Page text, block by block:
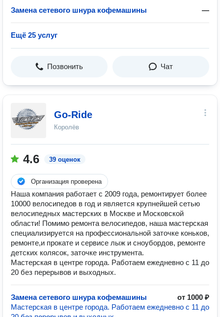
Замена сетевого шнура кофемашины —
Ещё 25 услуг
Позвонить Чат
Go-Ride
Королёв
4.6 39 оценок
Организация проверена
Наша компания работает с 2009 года, ремонтирует более
10000 велосипедов в год и является крупнейшей сетью
велосипедных мастерских в Москве и Московской
области! Помимо ремонта велосипедов, наша мастерская
специализируется на профессиональной заточке коньков,
ремонте,и прокате и сервисе лыж и сноубордов, ремонте
детских колясок, заточке инструмента.
Мастерская в центре города. Работаем ежедневно с 11 до
20 без перерывов и выходных.
Замена сетевого шнура кофемашины
от 1000 ₽
Мастерская в центре города. Работаем ежедневно с 11 до